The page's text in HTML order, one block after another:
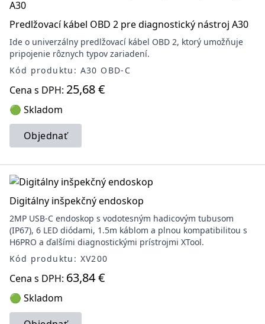
Predlžovací kábel OBD 2 pre diagnostický nástroj A30
Ide o univerzálny predlžovací kábel OBD 2, ktorý umožňuje
pripojenie rôznych typov zariadení.
Kód produktu: A30 OBD-C
Cena s DPH: 25,68 €
🟢 Skladom
Objednať
Digitálny inšpekčný endoskop
2MP USB‑C endoskop s vodotesným hadicovým tubusom
(IP67), 6 LED diódami, 1.5m káblom a plnou kompatibilitou s
H6PRO a ďalšími diagnostickými prístrojmi XTool.
Kód produktu: XV200
Cena s DPH: 63,84 €
🟢 Skladom